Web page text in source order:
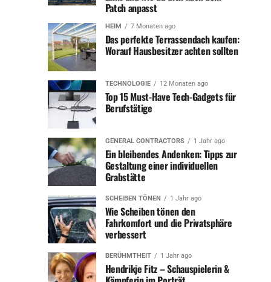
erlebt, und prominente Stimmen wie die von Heinz
Hönig sind in dieser Nische besonders gefragt.
Zusätzlich zu seiner Arbeit als Schauspieler und
Synchronsprecher war Heinz Hönig auch als Regisseur
und Produzent aktiv, was ihm weitere Möglichkeiten
eröffnete, finanziell von der Film- und Fernsehbranche
zu profitieren.
Ein weiteres Thema zum Lesen:kay bernstein
todesursache
Immobilien und Investitionen
Neben seinem Einkommen aus der
Unterhaltungsbranche hat Heinz Hönig in den letzten
Jahren auch in Immobilien investiert. Es ist nicht
ungewöhnlich, dass Prominente in Deutschland ihr
Vermögen durch den Kauf und Verkauf von Immobilien
vergrößern. Hönig ist bekannt dafür, kluge
Investitionsentscheidungen getroffen zu haben, die zu
Patch anpasst
HEIM 7 Monaten ago
Das perfekte Terrassendach kaufen:
Worauf Hausbesitzer achten sollten
TECHNOLOGIE 12 Monaten ago
Top 15 Must-Have Tech-Gadgets für
Berufstätige
GENERAL CONTRACTORS 1 Jahr ago
Ein bleibendes Andenken: Tipps zur
Gestaltung einer individuellen
Grabstätte
SCHEIBEN TÖNEN 1 Jahr ago
Wie Scheiben tönen den
Fahrkomfort und die Privatsphäre
verbessert
BERÜHMTHEIT 1 Jahr ago
Hendrikje Fitz – Schauspielerin &